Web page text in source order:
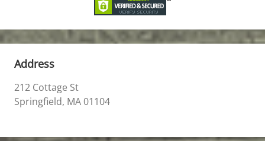
Address
212 Cottage St
Springfield, MA 01104